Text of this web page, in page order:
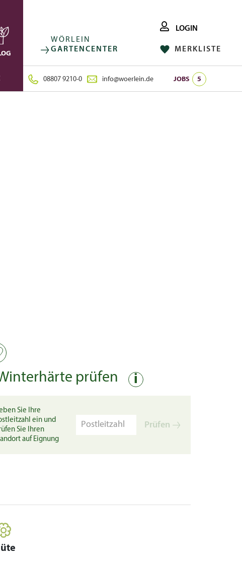
WÖRLEIN
GARTENCENTER
LOGIN
MERKLISTE
08807 9210-0 info@woerlein.de JOBS 5
FOLGE UNS AUF: INSTAGRAM FACEBOOK
prüfen i
Sie Ihre
ein und
Sie Ihren
auf Eignung
Prüfen